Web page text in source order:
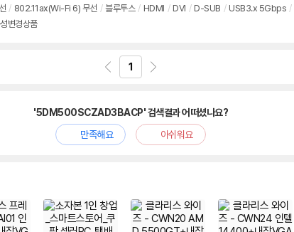
/ 802.11ax(Wi-Fi 6) 무선 / 블루투스 / HDMI / DVI / D-SUB / USB3.x 5Gbps /
변경상품
1
'5DM500SCZAD3BACP' 검색결과 어떠셨나요?
만족해요
아쉬워요